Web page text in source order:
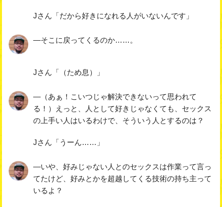
Jさん「だから好きになれる人がいないんです」
―そこに戻ってくるのか……。
Jさん「（ため息）」
―（あぁ！こいつじゃ解決できないって思われて
る！）えっと、人として好きじゃなくても、セックス
の上手い人はいるわけで、そういう人とするのは？
Jさん「うーん……」
―いや、好みじゃない人とのセックスは作業って言っ
てたけど、好みとかを超越してくる技術の持ち主って
いるよ？